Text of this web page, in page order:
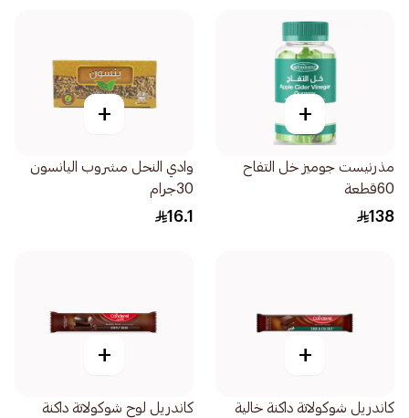
+
مذرنيست جوميز خل التفاح
60قطعة
138
+
وادي النحل مشروب اليانسون
30جرام
16.1
+
كاندريل شوكولاتة داكنة خالية
+
كاندريل لوح شوكولاتة داكنة